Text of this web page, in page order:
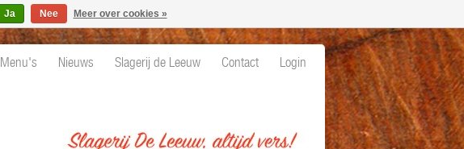
Menu's Nieuws Slagerij de Leeuw Contact Login
Ja Nee Meer over cookies »